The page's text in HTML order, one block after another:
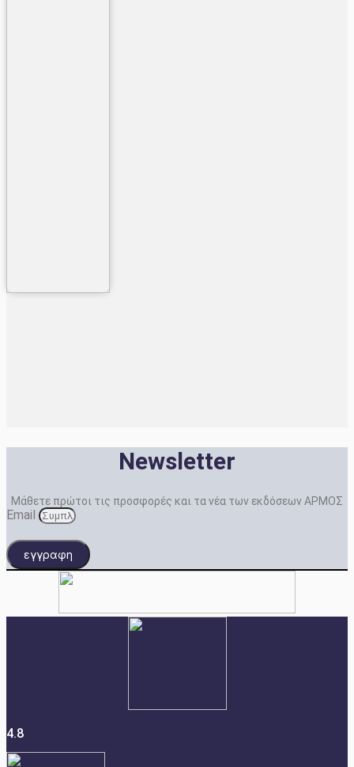
Newsletter
Μάθετε πρώτοι τις προσφορές και τα νέα των εκδόσεων ΑΡΜΟΣ
Email
εγγραφη
4.8